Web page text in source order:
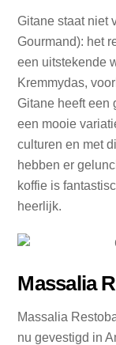
Gitane staat niet
Gourmand): het
een uitstekende
Kremmydas,
Gitane heeft een
een mooie
culturen en met
hebben er
koffie is
heerlijk.
Massalia
Massalia
nu gevestigd in